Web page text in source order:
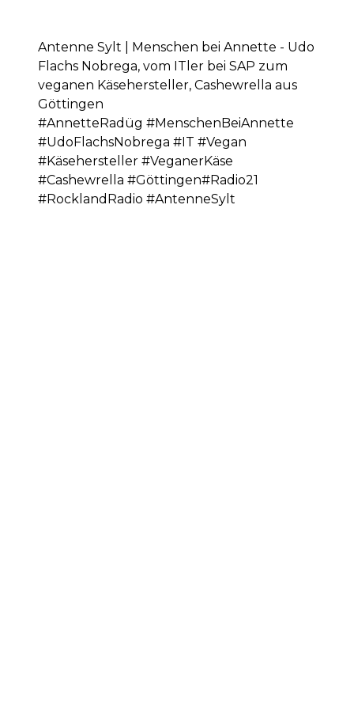
Antenne Sylt | Menschen bei Annette - Udo
Flachs Nobrega, vom ITler bei SAP zum
veganen Käsehersteller, Cashewrella aus
Göttingen
#AnnetteRadüg #MenschenBeiAnnette
#UdoFlachsNobrega #IT #Vegan
#Käsehersteller #VeganerKäse
#Cashewrella #Göttingen#Radio21
#RocklandRadio #AntenneSylt